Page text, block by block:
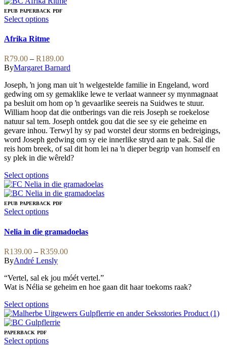
multiple
variants.
options
be
chosen
on
the
product
page
EPUB PAPERBACK PDF
Select optionsThis
has
variants.
The
options
may
be
chosen
on
the
product
page
Afrika Ritme
R79.00 – R189.00Price
range:
through
R189.00
ByMargaret Barnard
Joseph, ŉ jong man uit ŉ welgestelde familie in Engeland, word
gedwing om sy gemaklike lewe te verlaat wanneer sy mynmagnaat
pa besluit om hom op ŉ gevaarlike seereis na Suidwes te stuur.
William hoop dat die ontberings van die reis Joseph se roekelose
natuur sal tem. Joseph ontdek gou dat die see sy eie geheime en
gevare inhou. Terwyl hy sy pad worstel deur storms en bedreigings,
word Joseph gedwing om sy eie innerlike stryd aan te pak. Sal die
reis hom breek, of sal dit hom lei na ŉ dieper begrip van homself en
sy plek in die wêreld?
Select optionsThis
product
has
multiple
variants.
options
may
be
chosen
on
the
product
page
EPUB PAPERBACK PDF
Select optionsThis
has
multiple
variants.
The
options
may
be
chosen
on
the
product
Nelia in die gramadoelas
R139.00 – R359.00Price
through
R359.00
ByAndré Lensly
“Vertel, sal ek jou móét vertel.”
Wat is Nélia se geheim en hoe gaan dit haar toekoms raak?
Select optionsThis
product
has
variants.
PAPERBACK PDF
Select optionsThis